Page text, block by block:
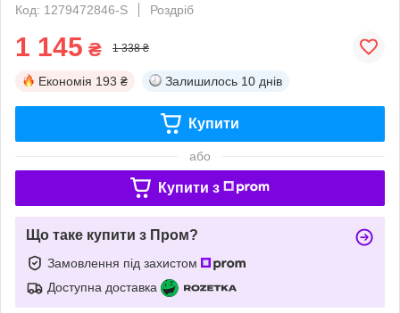
Код: 1279472846-S
Роздріб
1 145 ₴ 1 338 ₴
Економія 193 ₴ Залишилось 10 днів
Купити
або
Купити з
Що таке купити з Пром?
Замовлення під захистом
Доступна доставка